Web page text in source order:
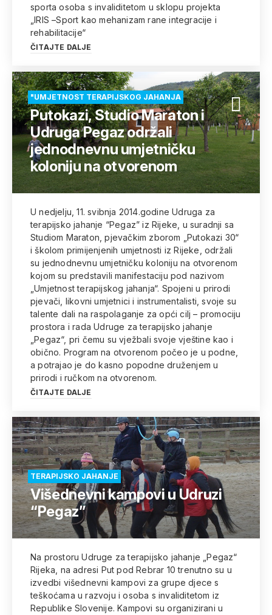
sporta osoba s invaliditetom u sklopu projekta
„IRIS –Sport kao mehanizam rane integracije i
rehabilitacije“
ČITAJTE DALJE
"UMJETNOST TERAPIJSKOG JAHANJA
Putokazi, Studio Maraton i
Udruga Pegaz održali
jednodnevnu umjetničku
koloniju na otvorenom
U nedjelju, 11. svibnja 2014.godine Udruga za
terapijsko jahanje “Pegaz” iz Rijeke, u suradnji sa
Studiom Maraton, pjevačkim zborom „Putokazi 30“
i školom primijenjenih umjetnosti iz Rijeke, održali
su jednodnevnu umjetničku koloniju na otvorenom
kojom su predstavili manifestaciju pod nazivom
„Umjetnost terapijskog jahanja“. Spojeni u prirodi
pjevači, likovni umjetnici i instrumentalisti, svoje su
talente dali na raspolaganje za opći cilj – promociju
prostora i rada Udruge za terapijsko jahanje
„Pegaz“, pri čemu su vježbali svoje vještine kao i
obično. Program na otvorenom počeo je u podne,
a potrajao je do kasno popodne druženjem u
prirodi i ručkom na otvorenom.
ČITAJTE DALJE
TERAPIJSKO JAHANJE
Višednevni kampovi u Udruzi
“Pegaz”
Na prostoru Udruge za terapijsko jahanje „Pegaz“
Rijeka, na adresi Put pod Rebrar 10 trenutno su u
izvedbi višednevni kampovi za grupe djece s
teškoćama u razvoju i osoba s invaliditetom iz
Republike Slovenije. Kampovi su organizirani u